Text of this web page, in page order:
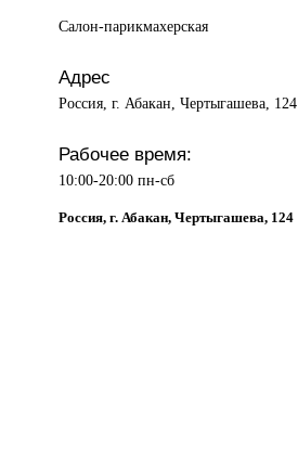
Салон-парикмахерская
Адрес
Россия, г. Абакан, Чертыгашева, 124
Рабочее время:
10:00-20:00 пн-сб
Россия, г. Абакан, Чертыгашева, 124